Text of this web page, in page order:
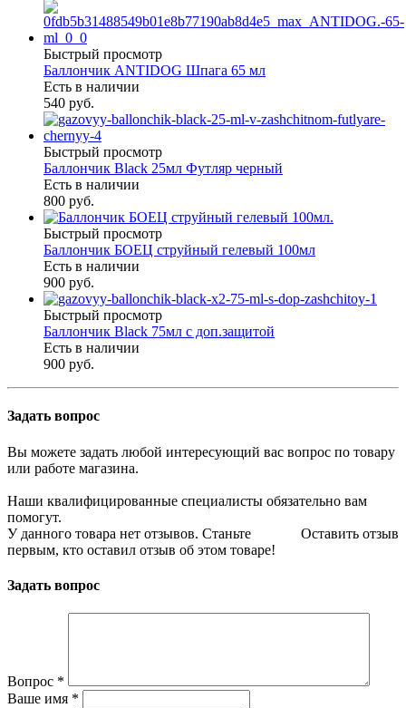
Быстрый просмотр
Баллончик ANTIDOG Шпага 65 мл
Есть в наличии
540 руб.
Быстрый просмотр
Баллончик Black 25мл Футляр черный
Есть в наличии
800 руб.
Быстрый просмотр
Баллончик БОЕЦ струйный гелевый 100мл
Есть в наличии
900 руб.
Быстрый просмотр
Баллончик Black 75мл с доп.защитой
Есть в наличии
900 руб.
Задать вопрос
Вы можете задать любой интересующий вас вопрос по товару
или работе магазина.
Наши квалифицированные специалисты обязательно вам
помогут.
Оставить отзыв
У данного товара нет отзывов. Станьте
первым, кто оставил отзыв об этом товаре!
Задать вопрос
Вопрос *
Ваше имя *